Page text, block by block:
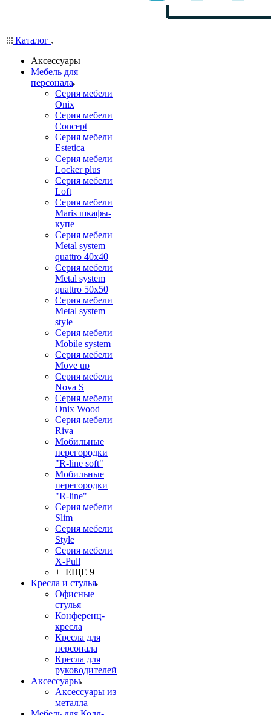
Каталог
Аксессуары
Мебель для
персонала
Серия мебели
Onix
Серия мебели
Concept
Серия мебели
Estetica
Серия мебели
Locker plus
Серия мебели
Loft
Серия мебели
Maris шкафы-
купе
Серия мебели
Metal system
quattro 40x40
Серия мебели
Metal system
quattro 50x50
Серия мебели
Metal system
style
Серия мебели
Mobile system
Серия мебели
Move up
Серия мебели
Nova S
Серия мебели
Onix Wood
Серия мебели
Riva
Мобильные
перегородки
"R-line soft"
Мобильные
перегородки
"R-line"
Серия мебели
Slim
Серия мебели
Style
Серия мебели
X-Pull
+ ЕЩЕ 9
Кресла и стулья
Офисные
стулья
Конференц-
кресла
Кресла для
персонала
Кресла для
руководителей
Аксессуары
Аксессуары из
металла